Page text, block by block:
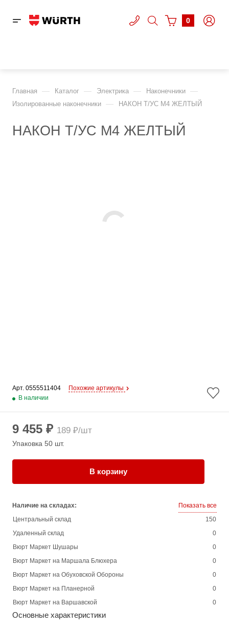
0
Главная — Каталог — Электрика — Наконечники —
Изолированные наконечники — НАКОН Т/УС M4 ЖЕЛТЫЙ
НАКОН Т/УС M4 ЖЕЛТЫЙ
Арт. 0555511404
Похожие артикулы
В наличии
9 455 ₽ 189 ₽/шт
Упаковка 50 шт.
В корзину
Наличие на складах:
Показать все
Центральный склад
150
Удаленный склад
0
Вюрт Маркет Шушары
0
Вюрт Маркет на Маршала Блюхера
0
Вюрт Маркет на Обуховской Обороны
0
Вюрт Маркет на Планерной
0
Вюрт Маркет на Варшавской
0
Основные характеристики